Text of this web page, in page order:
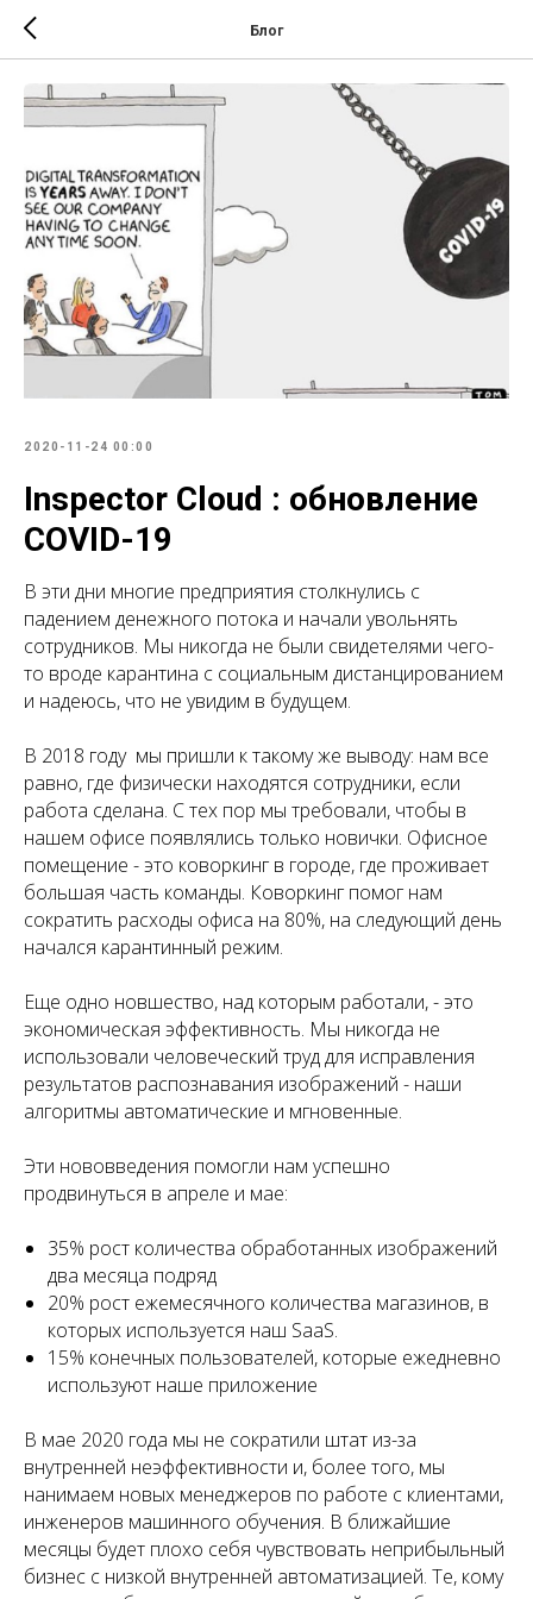
Блог
2020-11-24 00:00
Inspector Cloud : обновление
COVID-19
В эти дни многие предприятия столкнулись с
падением денежного потока и начали увольнять
сотрудников. Мы никогда не были свидетелями чего-
то вроде карантина с социальным дистанцированием
и надеюсь, что не увидим в будущем.
В 2018 году мы пришли к такому же выводу: нам все
равно, где физически находятся сотрудники, если
работа сделана. С тех пор мы требовали, чтобы в
нашем офисе появлялись только новички. Офисное
помещение - это коворкинг в городе, где проживает
большая часть команды. Коворкинг помог нам
сократить расходы офиса на 80%, на следующий день
начался карантинный режим.
Еще одно новшество, над которым работали, - это
экономическая эффективность. Мы никогда не
использовали человеческий труд для исправления
результатов распознавания изображений - наши
алгоритмы автоматические и мгновенные.
Эти нововведения помогли нам успешно
продвинуться в апреле и мае:
35% рост количества обработанных изображений
два месяца подряд
20% рост ежемесячного количества магазинов, в
которых используется наш SaaS.
15% конечных пользователей, которые ежедневно
используют наше приложение
В мае 2020 года мы не сократили штат из-за
внутренней неэффективности и, более того, мы
нанимаем новых менеджеров по работе с клиентами,
инженеров машинного обучения. В ближайшие
месяцы будет плохо себя чувствовать неприбыльный
бизнес с низкой внутренней автоматизацией. Те, кому